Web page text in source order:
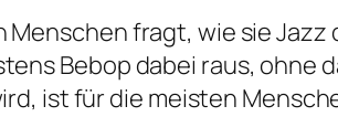
Menschen fragt, wie sie
Bebop dabei raus,
ist für die meisten